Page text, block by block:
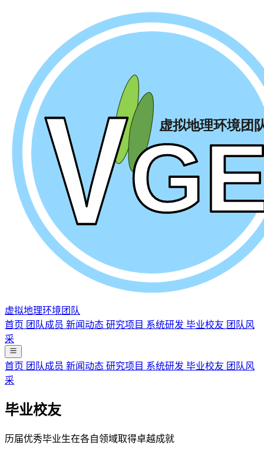
虚拟地理环境团队
首页 团队成员 新闻动态 研究项目 系统研发 毕业校友 团队风
采
首页 团队成员 新闻动态 研究项目 系统研发 毕业校友 团队风
采
毕业校友
历届优秀毕业生在各自领域取得卓越成就